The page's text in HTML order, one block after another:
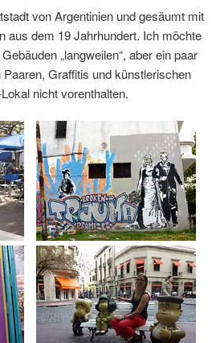
von Argentinien und gesäumt mit
aus dem 19 Jahrhundert. Ich möchte
„langweilen“, aber ein paar
Graffitis und künstlerischen
nicht vorenthalten.